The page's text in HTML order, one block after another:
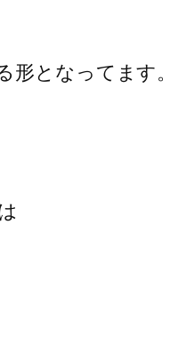
形となってます。